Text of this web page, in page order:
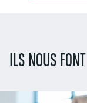
ILS NOUS
Segment